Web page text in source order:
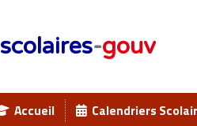
scolaires-gouv
Accueil Calendriers